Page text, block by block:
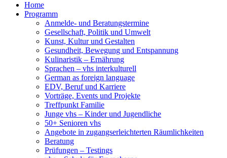
Home
Programm
Anmelde- und Beratungstermine
Gesellschaft, Politik und Umwelt
Kunst, Kultur und Gestalten
Gesundheit, Bewegung und Entspannung
Kulinaristik – Ernährung
Sprachen – vhs interkulturell
German as foreign language
EDV, Beruf und Karriere
Vorträge, Events und Projekte
Treffpunkt Familie
Junge vhs – Kinder und Jugendliche
50+ Senioren vhs
Angebote in zugangserleichterten Räumlichkeiten
Beratung
Prüfungen – Testings